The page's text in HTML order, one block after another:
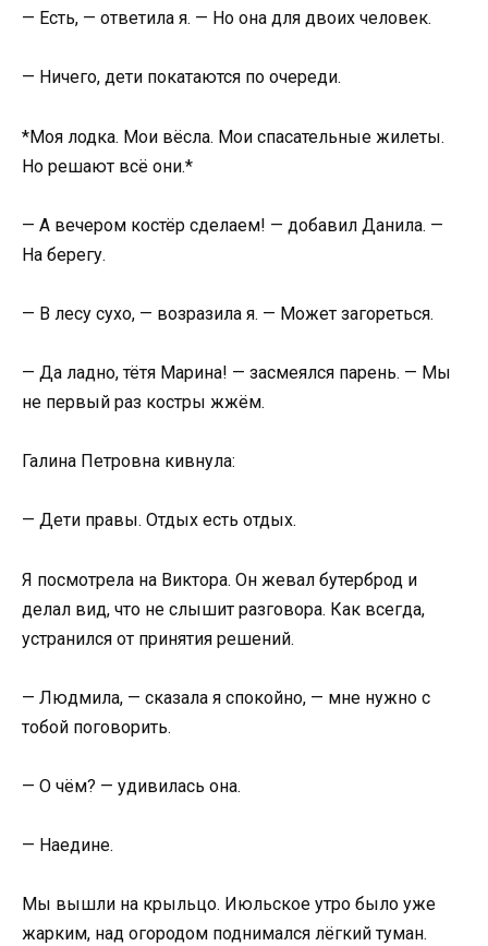
— Есть, — ответила я. — Но она для двоих человек.
— Ничего, дети покатаются по очереди.
*Моя лодка. Мои вёсла. Мои спасательные жилеты.
Но решают всё они.*
— А вечером костёр сделаем! — добавил Данила. —
На берегу.
— В лесу сухо, — возразила я. — Может загореться.
— Да ладно, тётя Марина! — засмеялся парень. — Мы
не первый раз костры жжём.
Галина Петровна кивнула:
— Дети правы. Отдых есть отдых.
Я посмотрела на Виктора. Он жевал бутерброд и
делал вид, что не слышит разговора. Как всегда,
устранился от принятия решений.
— Людмила, — сказала я спокойно, — мне нужно с
тобой поговорить.
— О чём? — удивилась она.
— Наедине.
Мы вышли на крыльцо. Июльское утро было уже
жарким, над огородом поднимался лёгкий туман.